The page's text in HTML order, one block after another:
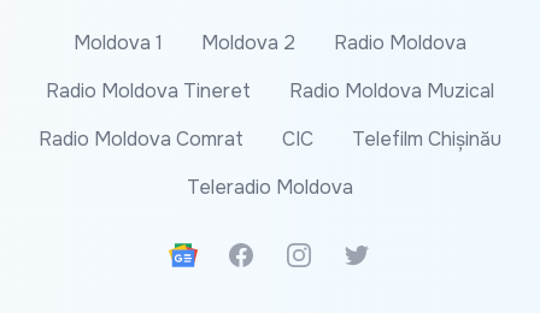
Moldova 1 Moldova 2
Radio Moldova
Radio Moldova Tineret
Radio Moldova Muzical
Radio Moldova Comrat
CIC
Telefilm Chișinău
Teleradio Moldova
Google News
FacebookInstagramTwitter